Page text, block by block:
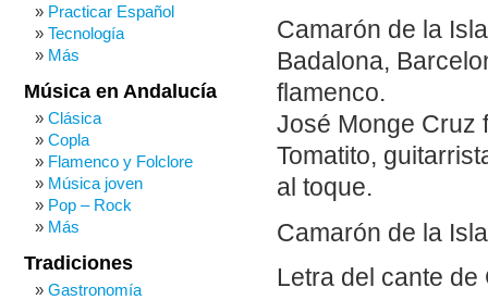
Camarón de la
Badalona,
flamenco.
José Monge Cruz
Tomatito,
al toque.
Camarón de la
Letra del cante de
Practicar Español
Tecnología
Más
Música en Andalucía
Clásica
Copla
Flamenco y Folclore
Música joven
Pop – Rock
Más
Tradiciones
Gastronomía